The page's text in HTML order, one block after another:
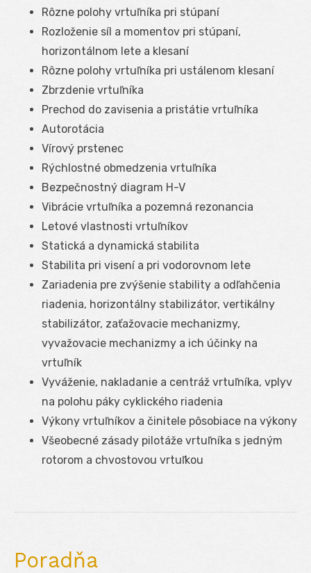
Rôzne polohy vrtuľníka pri stúpaní
Rozloženie síl a momentov pri stúpaní,
horizontálnom lete a klesaní
Rôzne polohy vrtuľníka pri ustálenom klesaní
Zbrzdenie vrtuľníka
Prechod do zavisenia a pristátie vrtuľníka
Autorotácia
Vírový prstenec
Rýchlostné obmedzenia vrtuľníka
Bezpečnostný diagram H-V
Vibrácie vrtuľníka a pozemná rezonancia
Letové vlastnosti vrtuľníkov
Statická a dynamická stabilita
Stabilita pri visení a pri vodorovnom lete
Zariadenia pre zvýšenie stability a odľahčenia
riadenia, horizontálny stabilizátor, vertikálny
stabilizátor, zaťažovacie mechanizmy,
vyvažovacie mechanizmy a ich účinky na
vrtuľník
Vyváženie, nakladanie a centráž vrtuľníka, vplyv
na polohu páky cyklického riadenia
Výkony vrtuľníkov a činitele pôsobiace na výkony
Všeobecné zásady pilotáže vrtuľníka s jedným
rotorom a chvostovou vrtuľkou
Poradňa